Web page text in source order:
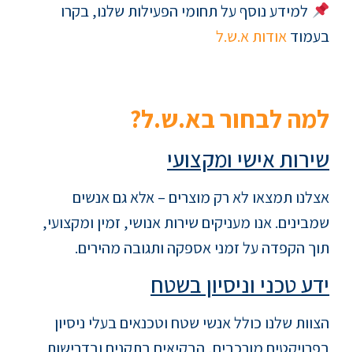
למידע נוסף על תחומי הפעילות שלנו, בקרו
בעמודאודות א.ש.ל
למה לבחור בא.ש.ל?
שירות אישי ומקצועי
אצלנו תמצאו לא רק מוצרים – אלא גם אנשים
שמבינים. אנו מעניקים שירות אנושי, זמין ומקצועי,
תוך הקפדה על זמני אספקה ותגובה מהירים.
ידע טכני וניסיון בשטח
הצוות שלנו כולל אנשי שטח וטכנאים בעלי ניסיון